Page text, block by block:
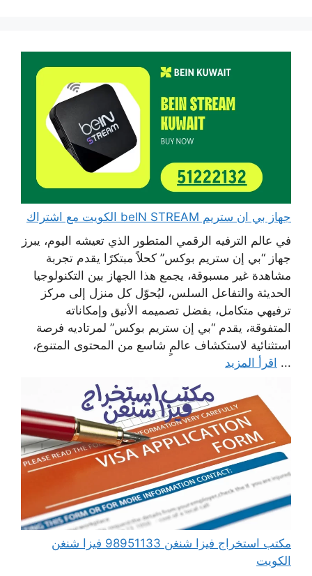
جهاز بي ان ستريم beIN STREAM الكويت مع اشتراك
في عالم الترفيه الرقمي المتطور الذي تعيشه اليوم، يبرز
جهاز “بي إن ستريم بوكس” كحلاً مبتكرًا يقدم تجربة
مشاهدة غير مسبوقة، يجمع هذا الجهاز بين التكنولوجيا
الحديثة والتفاعل السلس، ليُحوّل كل منزل إلى مركز
ترفيهي متكامل، بفضل تصميمه الأنيق وإمكاناته
المتفوقة، يقدم “بي إن ستريم بوكس” لمرتاديه فرصة
استثنائية لاستكشاف عالمٍ شاسع من المحتوى المتنوع،
... اقرأ المزيد
مكتب استخراج فيزا شنغن 98951133 فيزا شنغن
الكويت